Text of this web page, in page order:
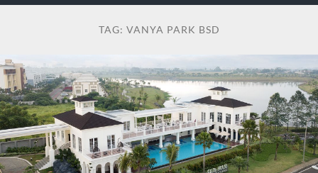
TAG: VANYA PARK BSD